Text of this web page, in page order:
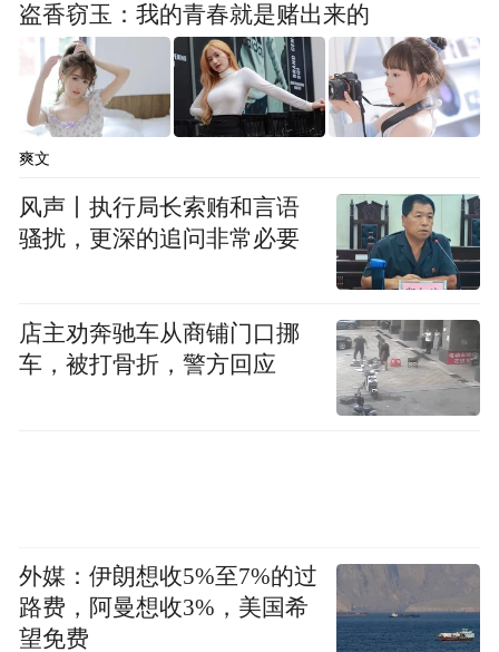
擅权妄为、履职不公、执法不严的责任问题
在涉粮腐败问题中也易发多发。
如贵州省储备粮管理总公司原党委书记、总
中，未经集体研究，违规决策省级储备临储
粮的采购方式，以贵州省储备粮管理总公司
提前借支省级储备粮轮换资金方式偿还前述
借款。
伙同他人，在核查某民营企业申报粮食补贴
工作中，对发现的自购玉米没有农产品专用
盗香窃玉：我的青春就是赌出来的
爽文
风声丨执行局长索贿和言语
骚扰，更深的追问非常必要
店主劝奔驰车从商铺门口挪
车，被打骨折，警方回应
外媒：伊朗想收5%至7%的过
路费，阿曼想收3%，美国希
望免费